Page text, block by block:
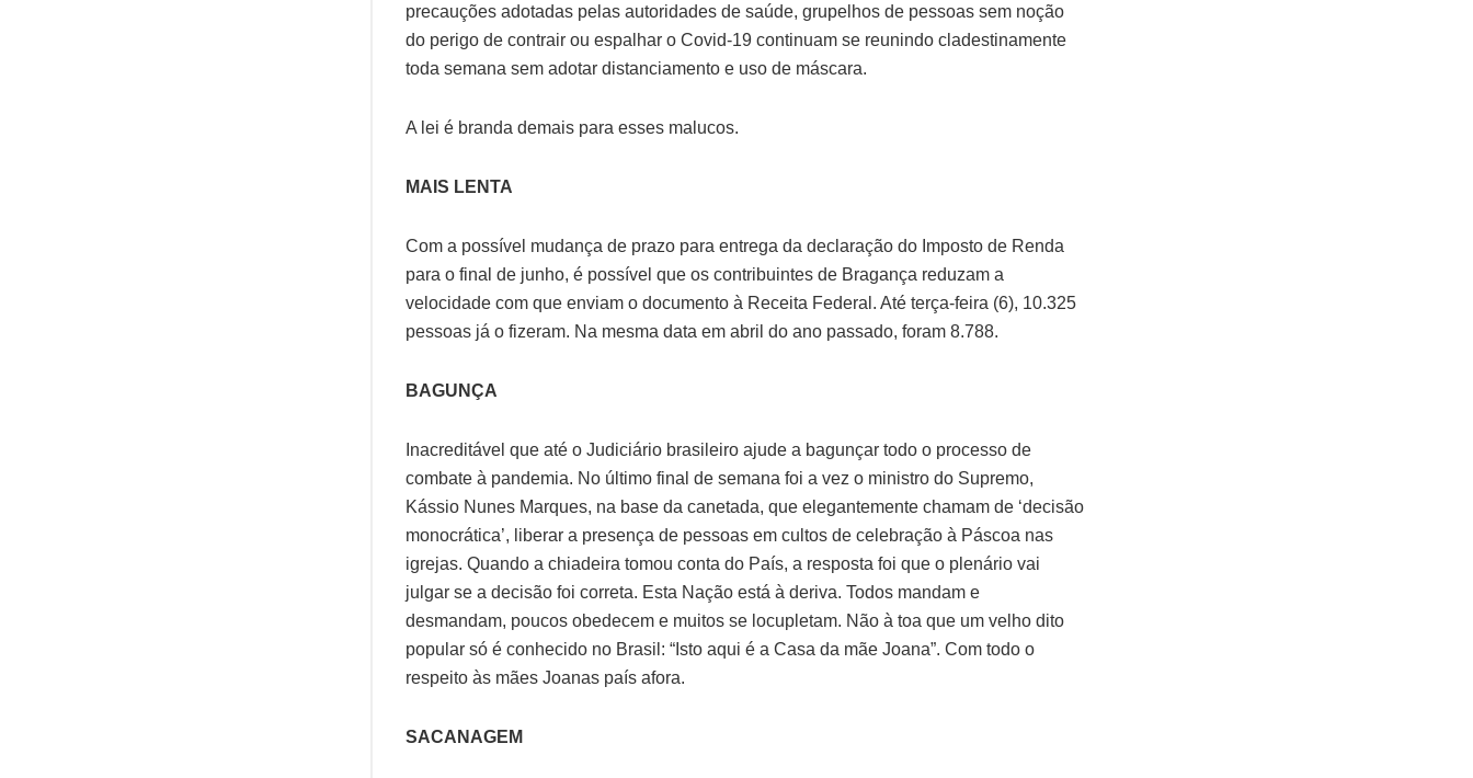
precauções adotadas pelas autoridades de saúde, grupelhos de pessoas sem noção
do perigo de contrair ou espalhar o Covid-19 continuam se reunindo cladestinamente
toda semana sem adotar distanciamento e uso de máscara.
A lei é branda demais para esses malucos.
MAIS LENTA
Com a possível mudança de prazo para entrega da declaração do Imposto de Renda
para o final de junho, é possível que os contribuintes de Bragança reduzam a
velocidade com que enviam o documento à Receita Federal. Até terça-feira (6), 10.325
pessoas já o fizeram. Na mesma data em abril do ano passado, foram 8.788.
BAGUNÇA
Inacreditável que até o Judiciário brasileiro ajude a bagunçar todo o processo de
combate à pandemia. No último final de semana foi a vez o ministro do Supremo,
Kássio Nunes Marques, na base da canetada, que elegantemente chamam de ‘decisão
monocrática’, liberar a presença de pessoas em cultos de celebração à Páscoa nas
igrejas. Quando a chiadeira tomou conta do País, a resposta foi que o plenário vai
julgar se a decisão foi correta. Esta Nação está à deriva. Todos mandam e
desmandam, poucos obedecem e muitos se locupletam. Não à toa que um velho dito
popular só é conhecido no Brasil: “Isto aqui é a Casa da mãe Joana”. Com todo o
respeito às mães Joanas país afora.
SACANAGEM